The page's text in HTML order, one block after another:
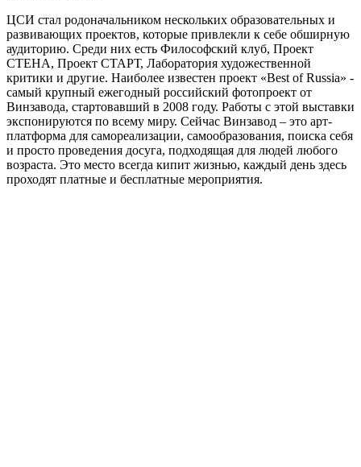
ЦСИ стал родоначальником нескольких образовательных и
развивающих проектов, которые привлекли к себе обширную
аудиторию. Среди них есть Философский клуб, Проект
СТЕНА, Проект СТАРТ, Лаборатория художественной
критики и другие. Наиболее известен проект «Best of Russia» -
самый крупный ежегодный российский фотопроект от
Винзавода, стартовавший в 2008 году. Работы с этой выставки
экспонируются по всему миру. Сейчас Винзавод – это арт-
платформа для самореализации, самообразования, поиска себя
и просто проведения досуга, подходящая для людей любого
возраста. Это место всегда кипит жизнью, каждый день здесь
проходят платные и бесплатные мероприятия.